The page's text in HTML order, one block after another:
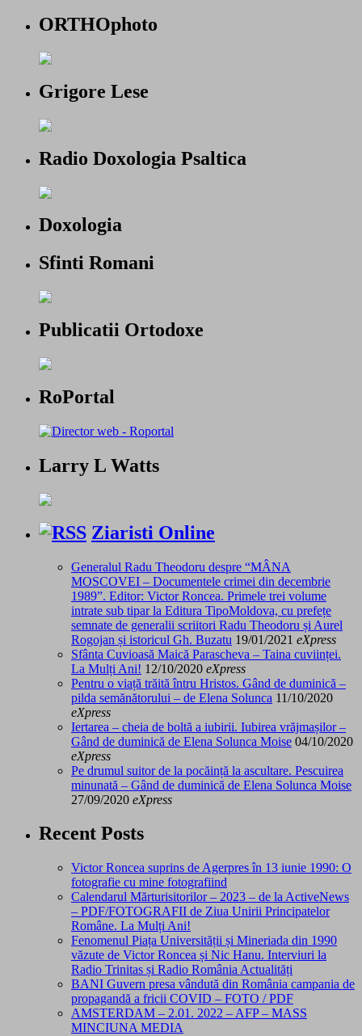
ORTHOphoto
Grigore Lese
Radio Doxologia Psaltica
Doxologia
Sfinti Romani
Publicatii Ortodoxe
RoPortal
Larry L Watts
Ziaristi Online
Generalul Radu Theodoru despre “MÂNA
MOSCOVEI – Documentele crimei din decembrie
1989”. Editor: Victor Roncea. Primele trei volume
intrate sub tipar la Editura TipoMoldova, cu prefețe
semnate de generalii scriitori Radu Theodoru și Aurel
Rogojan și istoricul Gh. Buzatu 19/01/2021 eXpress
Sfânta Cuvioasă Maică Parascheva – Taina cuviinței.
La Mulți Ani! 12/10/2020 eXpress
Pentru o viață trăită întru Hristos. Gând de duminică –
pilda semănătorului – de Elena Solunca 11/10/2020
eXpress
Iertarea – cheia de boltă a iubirii. Iubirea vrăjmașilor –
Gând de duminică de Elena Solunca Moise 04/10/2020
eXpress
Pe drumul suitor de la pocăință la ascultare. Pescuirea
minunată – Gând de duminică de Elena Solunca Moise
27/09/2020 eXpress
Recent Posts
Victor Roncea suprins de Agerpres în 13 iunie 1990: O
fotografie cu mine fotografiind
Calendarul Mărturisitorilor – 2023 – de la ActiveNews
– PDF/FOTOGRAFII de Ziua Unirii Principatelor
Române. La Mulți Ani!
Fenomenul Piața Universității și Mineriada din 1990
văzute de Victor Roncea și Nic Hanu. Interviuri la
Radio Trinitas și Radio România Actualități
BANI Guvern presa vândută din România campania de
propagandă a fricii COVID – FOTO / PDF
AMSTERDAM – 2.01. 2022 – AFP – MASS
MINCIUNA MEDIA